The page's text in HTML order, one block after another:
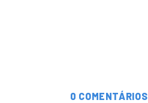
0 COMENTÁRIOS